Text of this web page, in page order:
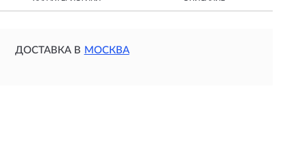
ДОСТАВКА В МОСКВА